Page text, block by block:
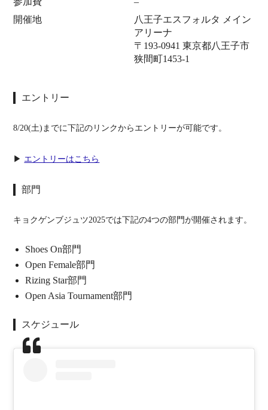
開催地
八王子エスフォルタ メイン
アリーナ
〒193-0941 東京都八王子市
狭間町1453-1
エントリー
8/20(土)までに下記のリンクからエントリーが可能です。
▶ エントリーはこちら
部門
キョクゲンブジュツ2025では下記の4つの部門が開催されます。
Shoes On部門
Open Female部門
Rizing Star部門
Open Asia Tournament部門
スケジュール